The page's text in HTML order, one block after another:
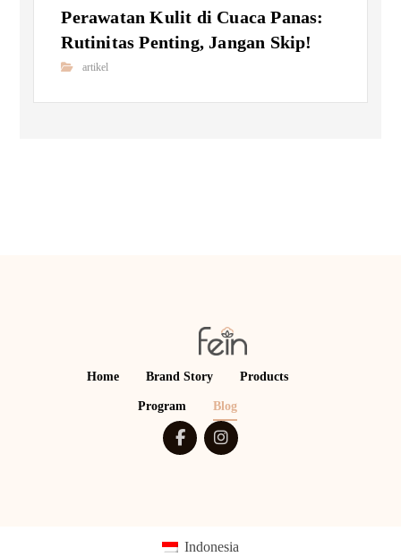
Perawatan Kulit di Cuaca Panas:
Rutinitas Penting, Jangan Skip!
artikel
Home Brand Story Products
Program Blog
Indonesia